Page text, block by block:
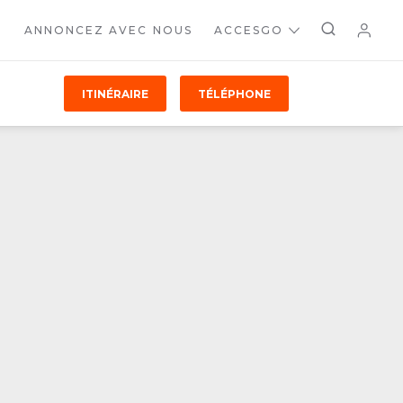
ANNONCEZ AVEC NOUS ACCESGO
ITINÉRAIRE TÉLÉPHONE